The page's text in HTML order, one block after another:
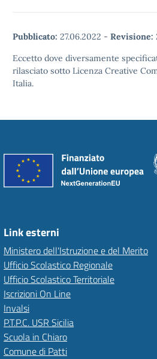
Pubblicato: 27.06.2022 - Revisione:
Eccetto dove diversamente
rilasciato sotto Licenza Creative
Italia.
Link esterni
Ministero dell'Istruzione e del Merito
Ufficio Scolastico Regionale
Ufficio Scolastico Territoriale
Iscrizioni On Line
Invalsi
P.T.P.C. USR Sicilia
Scuola in Chiaro
Comune di Patti